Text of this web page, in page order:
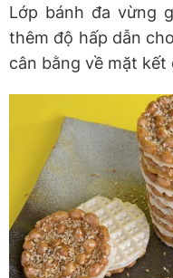
Lớp bánh đa vừng
thêm độ hấp dẫn
cân bằng về mặt kết